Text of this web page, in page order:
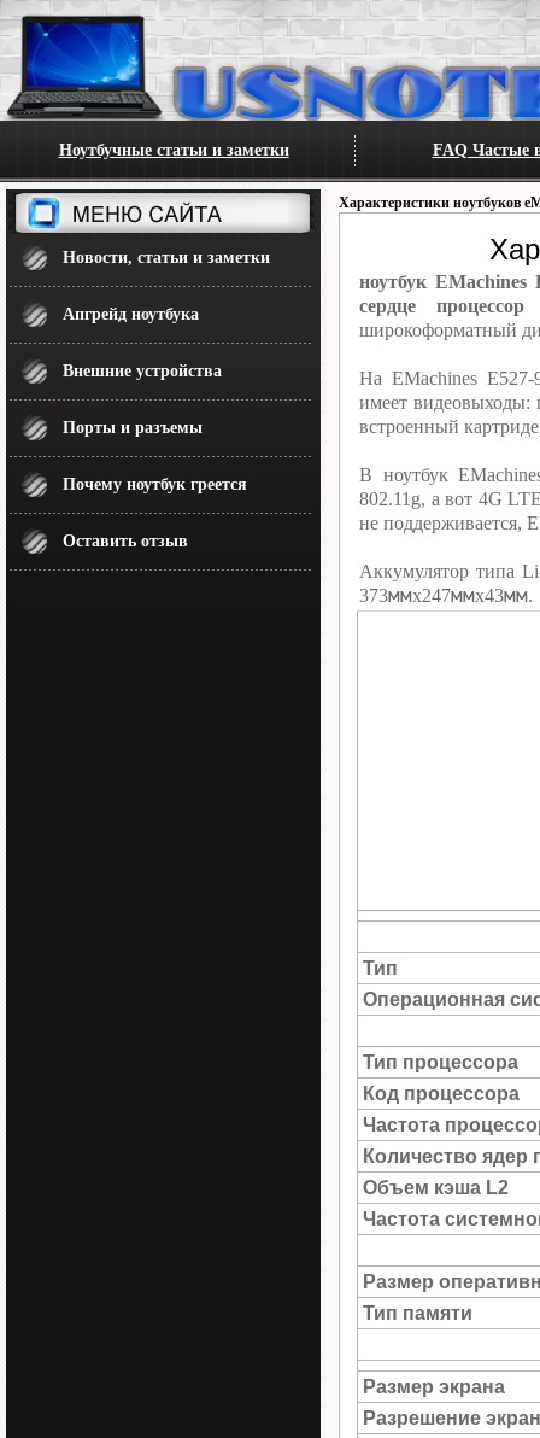
Ноутбучные статьи и заметки FAQ Частые
Новости, статьи и заметки
Апгрейд ноутбука
Внешние устройства
Порты и разъемы
Почему ноутбук греется
Оставить отзыв
Характеристики ноутбуков
ноутбук EMachines
сердце процессор
широкоформатный
На EMachines E527-
имеет
встроенный
В ноутбук
802.11g, а вот 4G
не поддерживается,
Аккумулятор типа
373ммх247ммх43мм.
Тип
Операционная
Тип процессора
Код процессора
Частота
Количество ядер
Объем кэша L2
Частота
Размер
Тип памяти
Размер экрана
Разрешение